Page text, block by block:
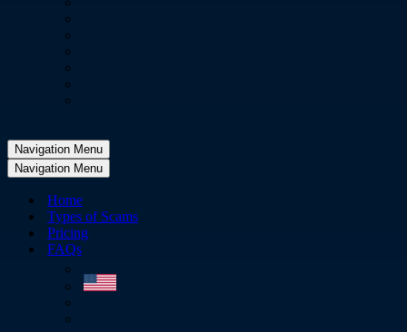
Navigation Menu
Navigation Menu
Home
Types of Scams
Pricing
FAQs